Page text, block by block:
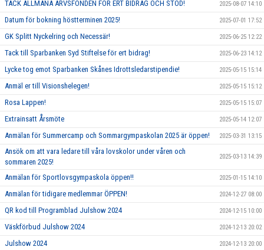
TACK ALLMÄNA ARVSFONDEN FÖR ERT BIDRAG OCH STÖD! 2025-08-07 14:10
Datum för bokning höstterminen 2025! 2025-07-01 17:52
GK Splitt Nyckelring och Necessär! 2025-06-25 12:22
Tack till Sparbanken Syd Stiftelse för ert bidrag! 2025-06-23 14:12
Lycke tog emot Sparbanken Skånes Idrottsledarstipendie! 2025-05-15 15:14
Anmäl er till Visionshelegen! 2025-05-15 15:12
Rosa Lappen! 2025-05-15 15:07
Extrainsatt Årsmöte 2025-05-14 12:07
Anmälan för Summercamp och Sommargympaskolan 2025 är öppen! 2025-03-31 13:15
Ansök om att vara ledare till våra lovskolor under våren och
sommaren 2025!
2025-03-13 14:39
Anmälan för Sportlovsgympaskola öppen!! 2025-01-15 14:10
Anmälan för tidigare medlemmar ÖPPEN! 2024-12-27 08:00
QR kod till Programblad Julshow 2024 2024-12-15 10:00
Väskförbud Julshow 2024 2024-12-13 20:02
Julshow 2024 2024-12-13 20:00